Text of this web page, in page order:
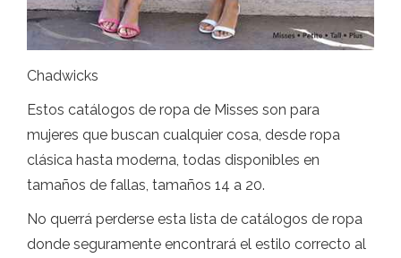
Chadwicks
Estos catálogos de ropa de Misses son para
mujeres que buscan cualquier cosa, desde ropa
clásica hasta moderna, todas disponibles en
tamaños de fallas, tamaños 14 a 20.
No querrá perderse esta lista de catálogos de ropa
donde seguramente encontrará el estilo correcto al